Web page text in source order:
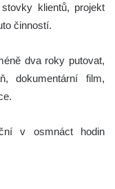
klientů, projekt
činností.
dva roky putovat,
dokumentární film,
v osmnáct hodin